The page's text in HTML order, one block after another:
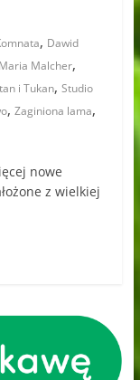
, Dawid
Maria Malcher,
i Tukan, Studio
, Zaginiona lama,
nowe
z wielkiej